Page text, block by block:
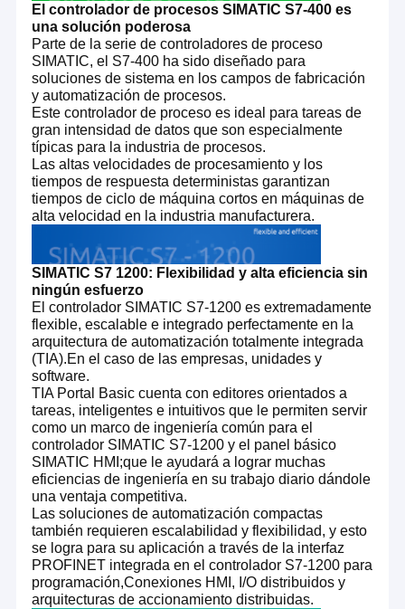
El controlador de procesos SIMATIC S7-400 es
una solución poderosa
Parte de la serie de controladores de proceso
SIMATIC, el S7-400 ha sido diseñado para
soluciones de sistema en los campos de fabricación
y automatización de procesos.
Este controlador de proceso es ideal para tareas de
gran intensidad de datos que son especialmente
típicas para la industria de procesos.
Las altas velocidades de procesamiento y los
tiempos de respuesta deterministas garantizan
tiempos de ciclo de máquina cortos en máquinas de
alta velocidad en la industria manufacturera.
SIMATIC S7 1200: Flexibilidad y alta eficiencia sin
ningún esfuerzo
El controlador SIMATIC S7-1200 es extremadamente
flexible, escalable e integrado perfectamente en la
arquitectura de automatización totalmente integrada
(TIA).En el caso de las empresas, unidades y
software.
TIA Portal Basic cuenta con editores orientados a
tareas, inteligentes e intuitivos que le permiten servir
como un marco de ingeniería común para el
controlador SIMATIC S7-1200 y el panel básico
SIMATIC HMI;que le ayudará a lograr muchas
eficiencias de ingeniería en su trabajo diario dándole
una ventaja competitiva.
Las soluciones de automatización compactas
también requieren escalabilidad y flexibilidad, y esto
se logra para su aplicación a través de la interfaz
PROFINET integrada en el controlador S7-1200 para
programación,Conexiones HMI, I/O distribuidos y
arquitecturas de accionamiento distribuidas.